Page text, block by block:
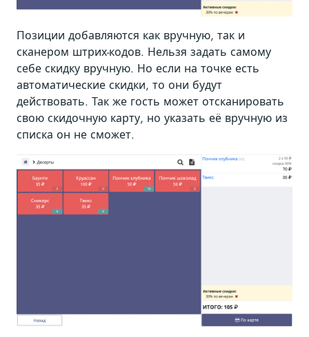
Позиции добавляются как вручную, так и
сканером штрих-кодов. Нельзя задать самому
себе скидку вручную. Но если на точке есть
автоматические скидки, то они будут
действовать. Так же гость может отсканировать
свою скидочную карту, но указать её вручную из
списка он не сможет.